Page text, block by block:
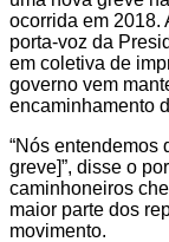
ocorrida em 2018.
porta-voz da
em coletiva de
governo vem
encaminhamento
“Nós entendemos
greve]”, disse o
caminhoneiros
maior parte dos
movimento.